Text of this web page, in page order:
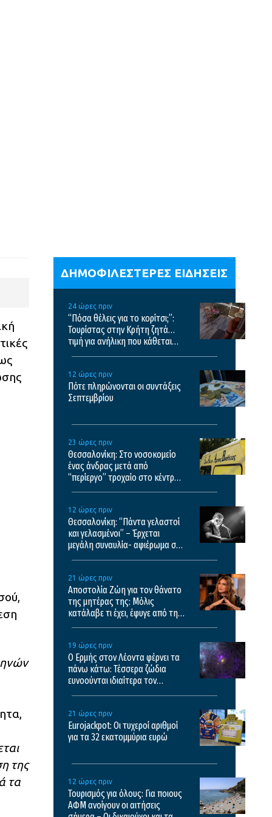
της
τα
ΔΗΜΟΦΙΛΕΣΤΕΡΕΣ ΕΙΔΗΣΕΙΣ
24 ώρες πριν
“Πόσα θέλεις για το κορίτσι;”:
Τουρίστας στην Κρήτη ζητά…
τιμή για ανήλικη που κάθεται
12 ώρες πριν
Πότε πληρώνονται οι συντάξεις
Σεπτεμβρίου
23 ώρες πριν
Θεσσαλονίκη: Στο νοσοκομείο
ένας άνδρας μετά από
“περίεργο” τροχαίο στο κέντρο
12 ώρες πριν
Θεσσαλονίκη: “Πάντα γελαστοί
και γελασμένοι” – Έρχεται
μεγάλη συναυλία- αφιέρωμα στο
21 ώρες πριν
Αποστολία Ζώη για τον θάνατο
της μητέρας της: Μόλις
κατάλαβε τι έχει, έφυγε από τη
19 ώρες πριν
Ο Ερμής στον Λέοντα φέρνει τα
πάνω κάτω: Τέσσερα ζώδια
ευνοούνται ιδιαίτερα τον
21 ώρες πριν
Eurojackpot: Οι τυχεροί αριθμοί
για τα 32 εκατoμμύρια ευρώ
12 ώρες πριν
Τουρισμός για όλους: Για ποιους
ΑΦΜ ανοίγουν οι αιτήσεις